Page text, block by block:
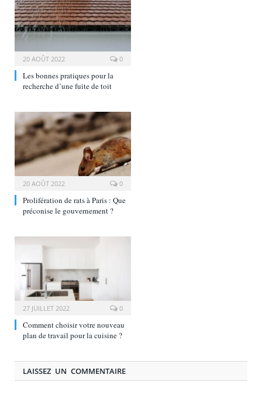
20 AOÛT 2022 0
Les bonnes pratiques pour la
recherche d’une fuite de toit
20 AOÛT 2022 0
Prolifération de rats à Paris : Que
préconise le gouvernement ?
27 JUILLET 2022 0
Comment choisir votre nouveau
plan de travail pour la cuisine ?
LAISSEZ UN COMMENTAIRE